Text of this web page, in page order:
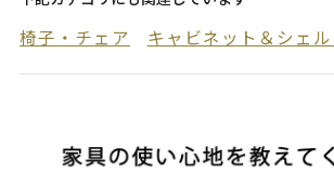
椅子・チェア キャビネット＆シェル